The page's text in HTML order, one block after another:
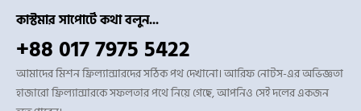
কাস্টমার সাপোর্টে কথা বলুন...
+88 017 7975 5422
আমাদের মিশন ফ্রিল্যান্সারদের সঠিক পথ দেখানো। আরিফ নোটস-এর অভিজ্ঞতা
হাজারো ফ্রিল্যান্সারকে সফলতার পথে নিয়ে গেছে, আপনিও সেই দলের একজন